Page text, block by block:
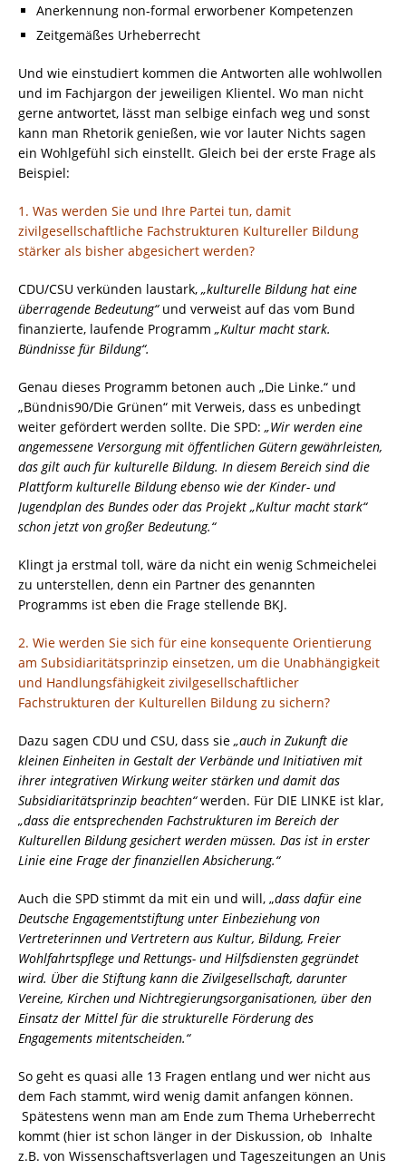
Anerkennung non-formal erworbener Kompetenzen
Zeitgemäßes Urheberrecht
Und wie einstudiert kommen die Antworten alle wohlwollen
und im Fachjargon der jeweiligen Klientel. Wo man nicht
gerne antwortet, lässt man selbige einfach weg und sonst
kann man Rhetorik genießen, wie vor lauter Nichts sagen
ein Wohlgefühl sich einstellt. Gleich bei der erste Frage als
Beispiel:
1. Was werden Sie und Ihre Partei tun, damit
zivilgesellschaftliche Fachstrukturen Kultureller Bildung
stärker als bisher abgesichert werden?
CDU/CSU verkünden laustark, „kulturelle Bildung hat eine
überragende Bedeutung“ und verweist auf das vom Bund
finanzierte, laufende Programm „Kultur macht stark.
Bündnisse für Bildung“.
Genau dieses Programm betonen auch „Die Linke.“ und
„Bündnis90/Die Grünen“ mit Verweis, dass es unbedingt
weiter gefördert werden sollte. Die SPD: „Wir werden eine
angemessene Versorgung mit öffentlichen Gütern gewährleisten,
das gilt auch für kulturelle Bildung. In diesem Bereich sind die
Plattform kulturelle Bildung ebenso wie der Kinder- und
Jugendplan des Bundes oder das Projekt „Kultur macht stark“
schon jetzt von großer Bedeutung.“
Klingt ja erstmal toll, wäre da nicht ein wenig Schmeichelei
zu unterstellen, denn ein Partner des genannten
Programms ist eben die Frage stellende BKJ.
2. Wie werden Sie sich für eine konsequente Orientierung
am Subsidiaritätsprinzip einsetzen, um die Unabhängigkeit
und Handlungsfähigkeit zivilgesellschaftlicher
Fachstrukturen der Kulturellen Bildung zu sichern?
Dazu sagen CDU und CSU, dass sie „auch in Zukunft die
kleinen Einheiten in Gestalt der Verbände und Initiativen mit
ihrer integrativen Wirkung weiter stärken und damit das
Subsidiaritätsprinzip beachten“werden. Für DIE LINKE ist klar,
„dass die entsprechenden Fachstrukturen im Bereich der
Kulturellen Bildung gesichert werden müssen. Das ist in erster
Linie eine Frage der finanziellen Absicherung.“
Auch die SPD stimmt da mit ein und will, „dass dafür eine
Deutsche Engagementstiftung unter Einbeziehung von
Vertreterinnen und Vertretern aus Kultur, Bildung, Freier
Wohlfahrtspflege und Rettungs- und Hilfsdiensten gegründet
wird. Über die Stiftung kann die Zivilgesellschaft, darunter
Vereine, Kirchen und Nichtregierungsorganisationen, über den
Einsatz der Mittel für die strukturelle Förderung des
Engagements mitentscheiden.“
So geht es quasi alle 13 Fragen entlang und wer nicht aus
dem Fach stammt, wird wenig damit anfangen können.
Spätestens wenn man am Ende zum Thema Urheberrecht
kommt (hier ist schon länger in der Diskussion, ob Inhalte
z.B. von Wissenschaftsverlagen und Tageszeitungen an Unis